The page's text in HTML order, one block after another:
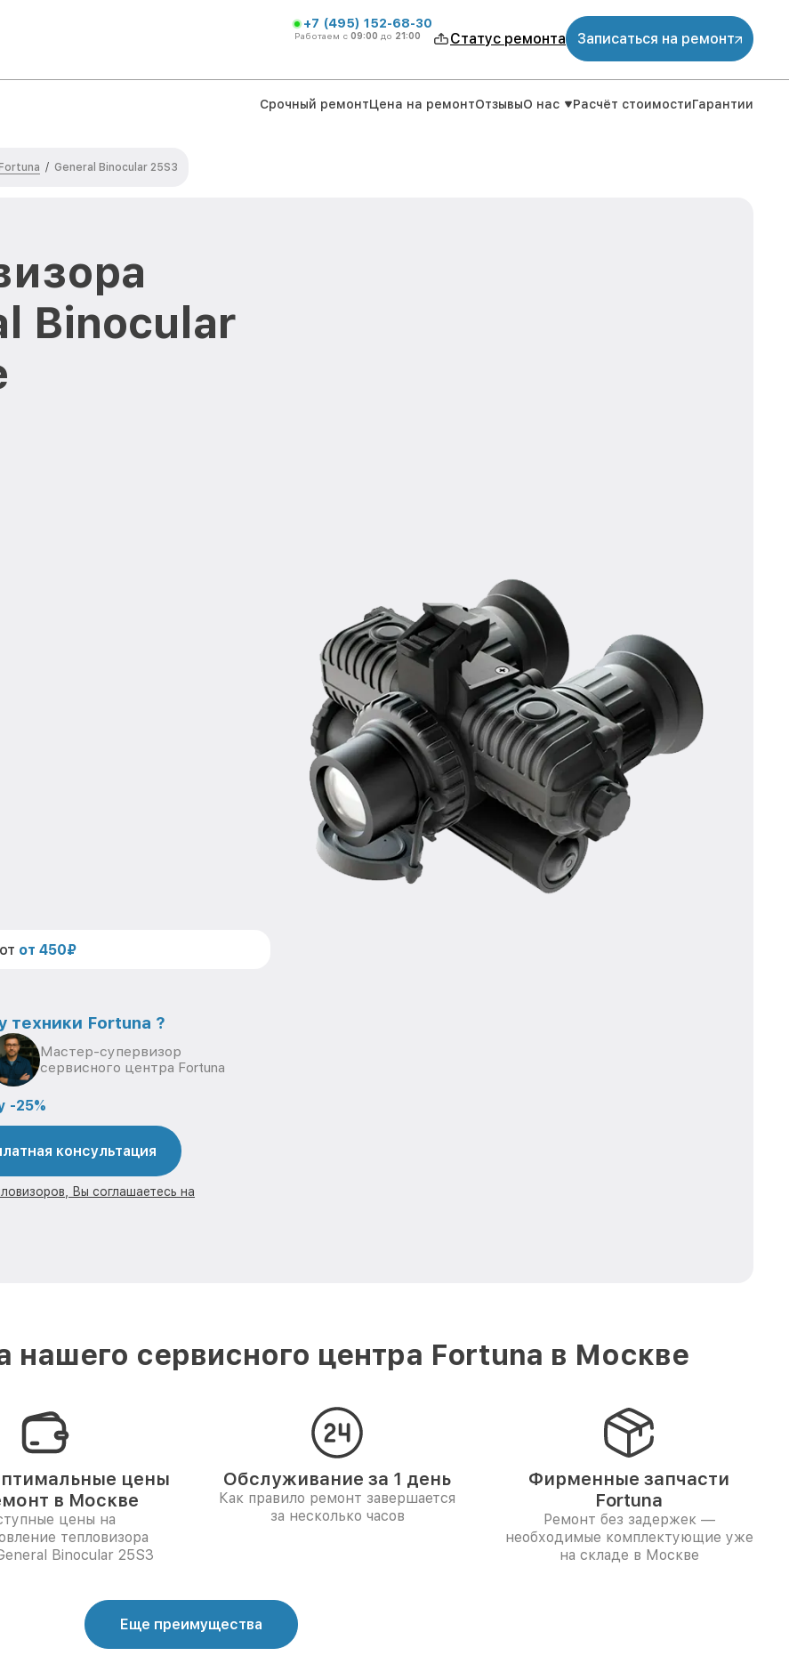
+7 (495) 152-68-30
Работаем с 09:00 до 21:00 Статус ремонта Записаться на ремонт
Срочный ремонтЦена на ремонтОтзывыО нас Расчёт стоимостиГарантии
/ General Binocular 25S3
Binocular
от 450₽
техники Fortuna ?
Мастер-супервизор
сервисного центра Fortuna
-25%
консультация
Вы соглашаетесь на
нашего сервисного центра Fortuna в Москве
цены
в Москве
цены на
тепловизора
Binocular 25S3
Обслуживание за 1 день
Как правило ремонт завершается
за несколько часов
Фирменные запчасти
Fortuna
Ремонт без задержек —
необходимые комплектующие уже
на складе в Москве
Еще преимущества